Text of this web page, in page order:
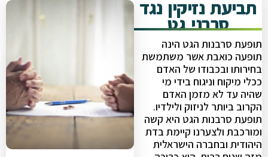
תביעת נזיקין נגד
סרבני גט
תופעת סרבנות הגט הינה
תופעה כואבת אשר משתמשת
בחירותו ובכבודו של האדם
ככלי מיקוח וניגוח בידי מי
שהיה עד לא מזמן האדם
הקרוב ביותר לניזוק ולילדיו.
תופעת סרבנות הגט היא קשה
ומורכבת ולצערנו קיימת בדת
היהודית ובחברה הישראלית